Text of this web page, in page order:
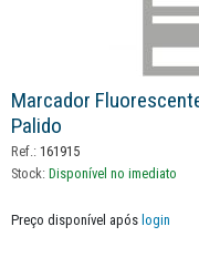
Marcador
Palido
Ref.: 161915
Stock: Disponível no imediato
Preço disponível após login